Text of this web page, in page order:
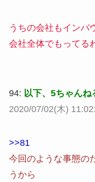
うちの会社もインバ
会社全体でもってる
94: 以下、5ちゃんね
2020/07/02(木)
>>81
今回のような事態の
うから